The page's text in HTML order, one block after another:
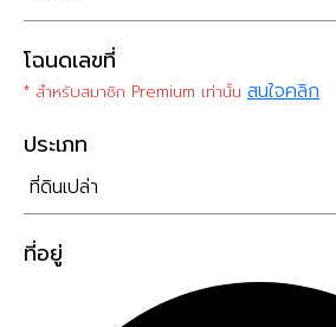
โฉนดเลขที่
* สำหรับสมาชิก Premium เท่านั้น สนใจคลิก
ประเภท
ที่ดินเปล่า
ที่อยู่